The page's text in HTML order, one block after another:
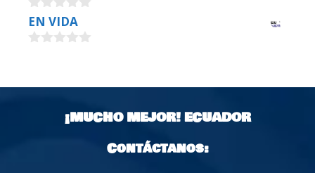
u
t
o
f
0
o
u
5
EN VIDA
t
¡MUCHO MEJOR!ECUADOR
Contáctanos: